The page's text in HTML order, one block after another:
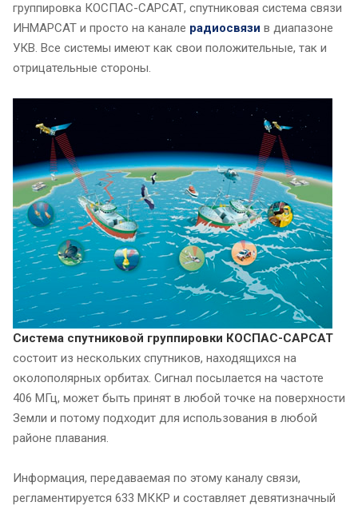
группировка КОСПАС-САРСАТ, спутниковая система связи
ИНМАРСАТ и просто на канале радиосвязи в диапазоне
УКВ. Все системы имеют как свои положительные, так и
отрицательные стороны.
Система спутниковой группировки КОСПАС-САРСАТ
состоит из нескольких спутников, находящихся на
околополярных орбитах. Сигнал посылается на частоте
406 МГц, может быть принят в любой точке на поверхности
Земли и потому подходит для использования в любой
районе плавания.
Информация, передаваемая по этому каналу связи,
регламентируется 633 МККР и составляет девятизначный